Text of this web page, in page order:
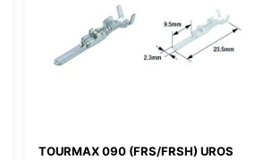
TOURMAX 090 (FRS/FRSH) UROS